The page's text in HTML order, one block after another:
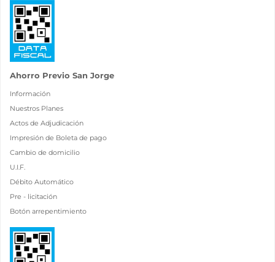
Ahorro Previo San Jorge
Información
Nuestros Planes
Actos de Adjudicación
Impresión de Boleta de pago
Cambio de domicilio
U.I.F.
Débito Automático
Pre - licitación
Botón arrepentimiento